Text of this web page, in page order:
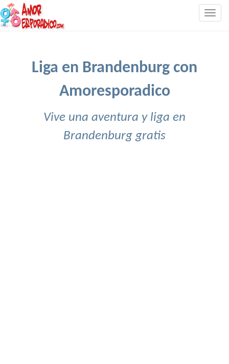
Liga en Brandenburg con
Amoresporadico
Vive una aventura y liga en
Brandenburg gratis